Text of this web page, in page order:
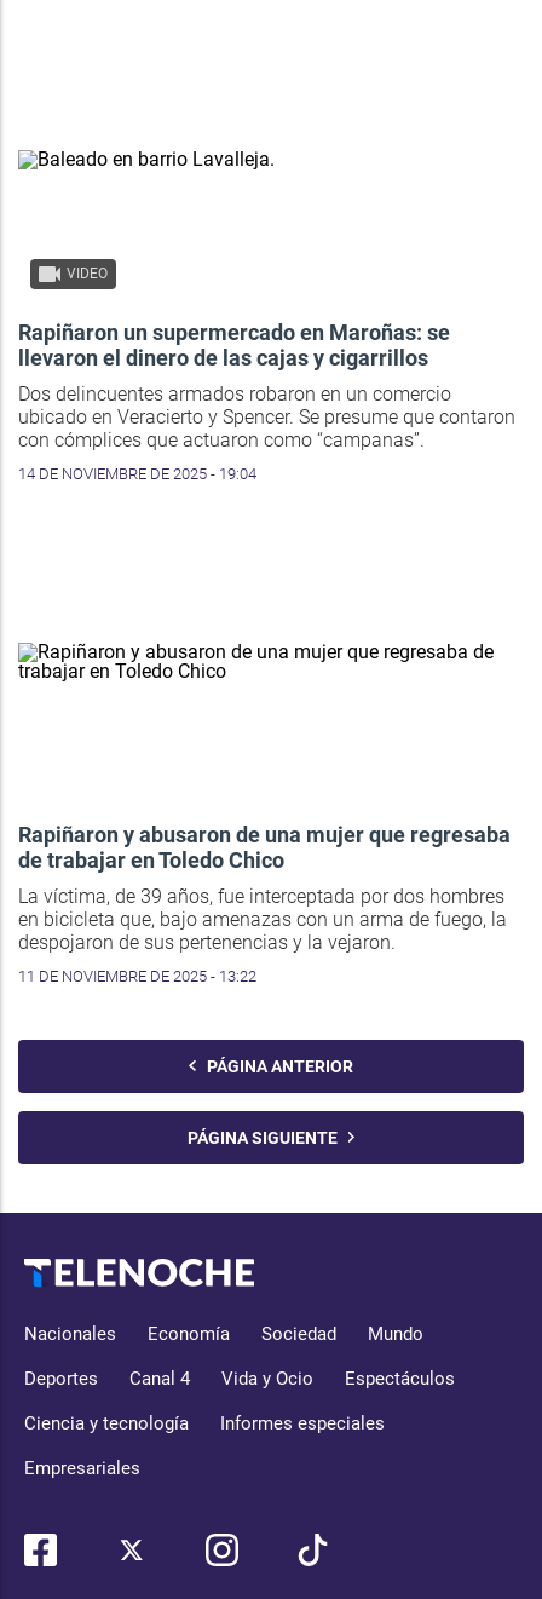
VIDEO
Rapiñaron un supermercado en Maroñas: se
llevaron el dinero de las cajas y cigarrillos
Dos delincuentes armados robaron en un comercio
ubicado en Veracierto y Spencer. Se presume que contaron
con cómplices que actuaron como “campanas”.
14 DE NOVIEMBRE DE 2025 - 19:04
Rapiñaron y abusaron de una mujer que regresaba
de trabajar en Toledo Chico
La víctima, de 39 años, fue interceptada por dos hombres
en bicicleta que, bajo amenazas con un arma de fuego, la
despojaron de sus pertenencias y la vejaron.
11 DE NOVIEMBRE DE 2025 - 13:22
PÁGINA ANTERIOR
PÁGINA SIGUIENTE
Nacionales Economía Sociedad Mundo
Deportes Canal 4 Vida y Ocio Espectáculos
Ciencia y tecnología Informes especiales
Empresariales